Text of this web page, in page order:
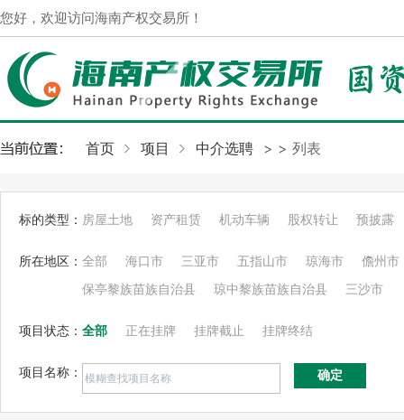
您好，欢迎访问海南产权交易所！
首页 项目 >
中介选聘 > 列表
标的类型： 房屋土地 资产租赁 机动车辆 股权转让 预披露
所在地区： 全部 海口市 三亚市 五指山市 琼海市 儋州市
保亭黎族苗族自治县 琼中黎族苗族自治县 三沙市
项目状态： 全部 正在挂牌 挂牌截止 挂牌终结
项目名称： 确定